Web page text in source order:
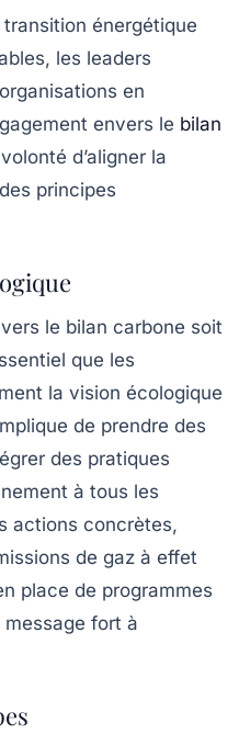
énergétique
les leaders
en
envers le bilan
d’aligner la
principes
le bilan carbone soit
que les
la vision écologique
de prendre des
des pratiques
à tous les
actions concrètes,
de gaz à effet
place de programmes
fort à